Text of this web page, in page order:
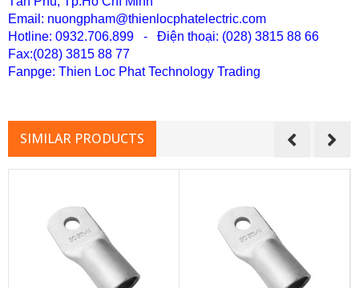
Email: nuongpham@thienlocphatelectric.com
Hotline: 0932.706.899 - Điện thoại: (028) 3815 88 66
Fax:(028) 3815 88 77
Fanpge: Thien Loc Phat Technology Trading
SIMILAR PRODUCTS